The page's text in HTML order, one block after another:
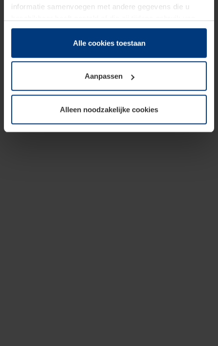
informatie samenvoegen met andere gegevens die u
hun diensten hebben verzameld.
Juridisch hebben wij het recht om cookies op uw
van deze pagina's absoluut vereist is. Voor alle andere
soorten cookies is uw toestemming benodigd. Uw
toestemming kunt u op elk moment bij de uitleg van de
wijzigen of herroepen.
Alle cookies toestaan
Aanpassen
Alleen noodzakelijke cookies